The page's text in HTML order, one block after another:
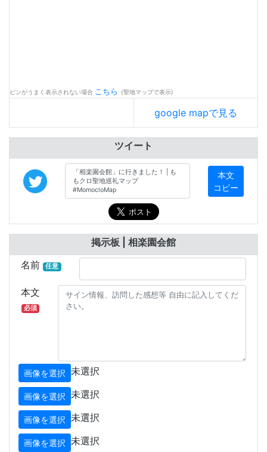
ピンがうまく表示されない場合 こちら (聖地マップで表示)
google mapで見る
ツイート
本文
コピー
掲示板 | 相楽園会館
名前
任意
本文
必須
画像を選択 未選択
画像を選択 未選択
画像を選択 未選択
画像を選択 未選択